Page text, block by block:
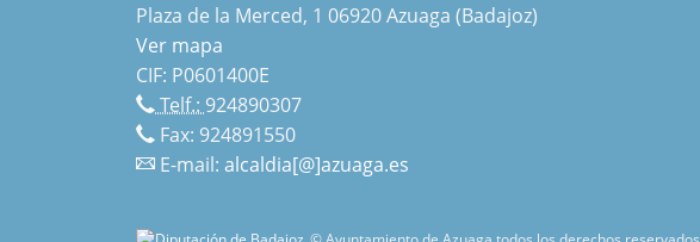
Plaza de la Merced, 1 06920 Azuaga (Badajoz)
Ver mapa
CIF: P0601400E
Telf.: 924890307
Fax: 924891550
E-mail: alcaldia[@]azuaga.es